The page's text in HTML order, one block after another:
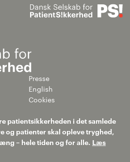
SøgPresse
English
Cookies
patientsikkerheden i det samlede
og patienter skal opleve tryghed,
– hele tiden og for alle. Læs